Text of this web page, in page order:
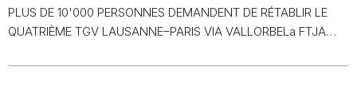
PLUS DE 10'000 PERSONNES DEMANDENT DE RÉTABLIR LE
QUATRIÈME TGV LAUSANNE–PARIS VIA VALLORBELa FTJA…